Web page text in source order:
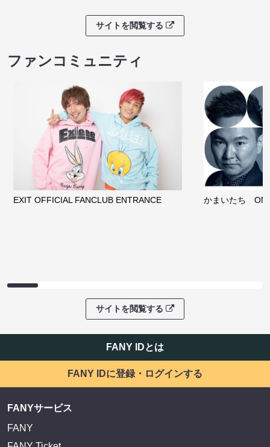
サイトを閲覧する
ファンコミュニティ
EXIT OFFICIAL FANCLUB ENTRANCE かまいたち
サイトを閲覧する
FANY IDとは
FANY IDに登録・ログインする
FANYサービス
FANY